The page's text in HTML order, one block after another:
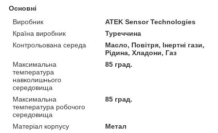
Основні
Виробник
ATEK Sensor Technologies
Країна виробник
Туреччина
Контрольована середа
Масло, Повітря, Інертні гази,
Рідина, Хладони, Газ
Максимальна
температура
навколишнього
середовища
85 град.
Максимальна
температура робочого
середовища
85 град.
Матеріал корпусу
Метал